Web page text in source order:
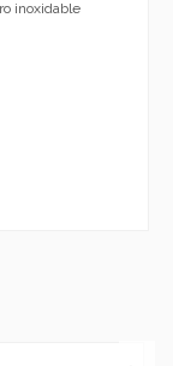
inoxidable